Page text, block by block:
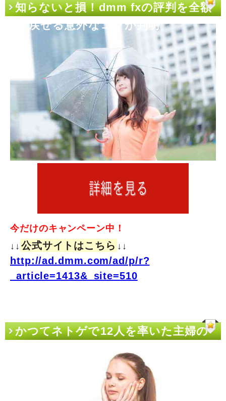
知らないと損！dmm fxの評判を全額
取り戻せる意外なコツが判明
今だけのキャンペーン中！
↓↓ 公式サイトはこちら ↓↓
http://ad.dmm.com/ad/p/r?
_article=1413&_site=510
かつてネトゲで12人を率いた主婦の